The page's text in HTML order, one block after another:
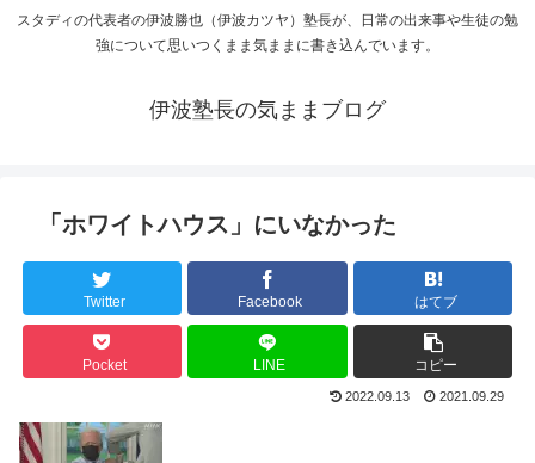
スタディの代表者の伊波勝也（伊波カツヤ）塾長が、日常の出来事や生徒の勉
強について思いつくまま気ままに書き込んでいます。
伊波塾長の気ままブログ
「ホワイトハウス」にいなかった
Twitter Facebook はてブ
Pocket LINE コピー
2022.09.13 2021.09.29